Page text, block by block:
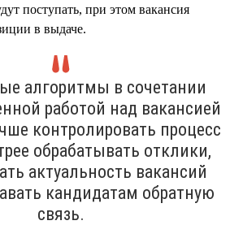
поступать, при этом вакансия
в выдаче.
алгоритмы в сочетании
работой над вакансией
контролировать процесс
обрабатывать отклики,
актуальность вакансий
кандидатам обратную
связь.